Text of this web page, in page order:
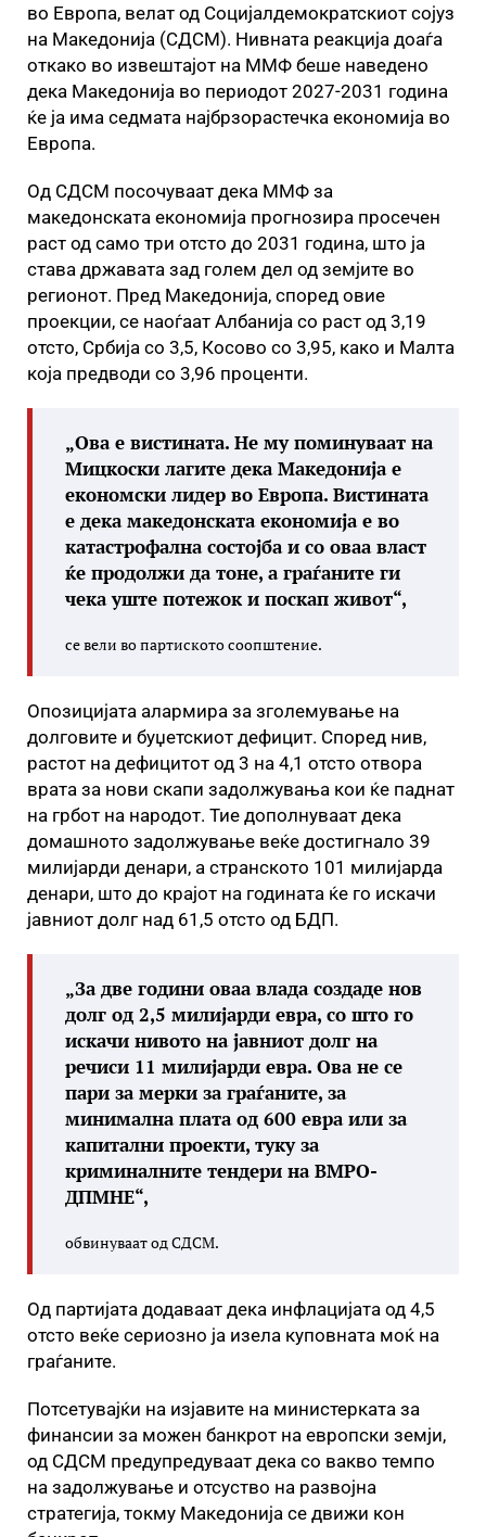
во Европа, велат од Социјалдемократскиот сојуз
на Македонија (СДСМ). Нивната реакција доаѓа
откако во извештајот на ММФ беше наведено
дека Македонија во периодот 2027-2031 година
ќе ја има седмата најбрзорастечка економија во
Европа.
Од СДСМ посочуваат дека ММФ за
македонската економија прогнозира просечен
раст од само три отсто до 2031 година, што ја
става државата зад голем дел од земјите во
регионот. Пред Македонија, според овие
проекции, се наоѓаат Албанија со раст од 3,19
отсто, Србија со 3,5, Косово со 3,95, како и Малта
која предводи со 3,96 проценти.
„Ова е вистината. Не му поминуваат на
Мицкоски лагите дека Македонија е
економски лидер во Европа. Вистината
е дека македонската економија е во
катастрофална состојба и со оваа власт
ќе продолжи да тоне, а граѓаните ги
чека уште потежок и поскап живот“,
се вели во партиското соопштение.
Опозицијата алармира за зголемување на
долговите и буџетскиот дефицит. Според нив,
растот на дефицитот од 3 на 4,1 отсто отвора
врата за нови скапи задолжувања кои ќе паднат
на грбот на народот. Тие дополнуваат дека
домашното задолжување веќе достигнало 39
милијарди денари, а странското 101 милијарда
денари, што до крајот на годината ќе го искачи
јавниот долг над 61,5 отсто од БДП.
„За две години оваа влада создаде нов
долг од 2,5 милијарди евра, со што го
искачи нивото на јавниот долг на
речиси 11 милијарди евра. Ова не се
пари за мерки за граѓаните, за
минимална плата од 600 евра или за
капитални проекти, туку за
криминалните тендери на ВМРО-
ДПМНЕ“,
обвинуваат од СДСМ.
Од партијата додаваат дека инфлацијата од 4,5
отсто веќе сериозно ја изела куповната моќ на
граѓаните.
Потсетувајќи на изјавите на министерката за
финансии за можен банкрот на европски земји,
од СДСМ предупредуваат дека со вакво темпо
на задолжување и отсуство на развојна
стратегија, токму Македонија се движи кон